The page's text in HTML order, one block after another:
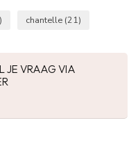
chantelle (21)
JE VRAAG VIA